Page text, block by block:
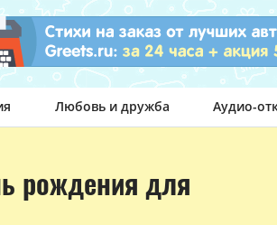
Любовь и дружба Аудио-
рождения для